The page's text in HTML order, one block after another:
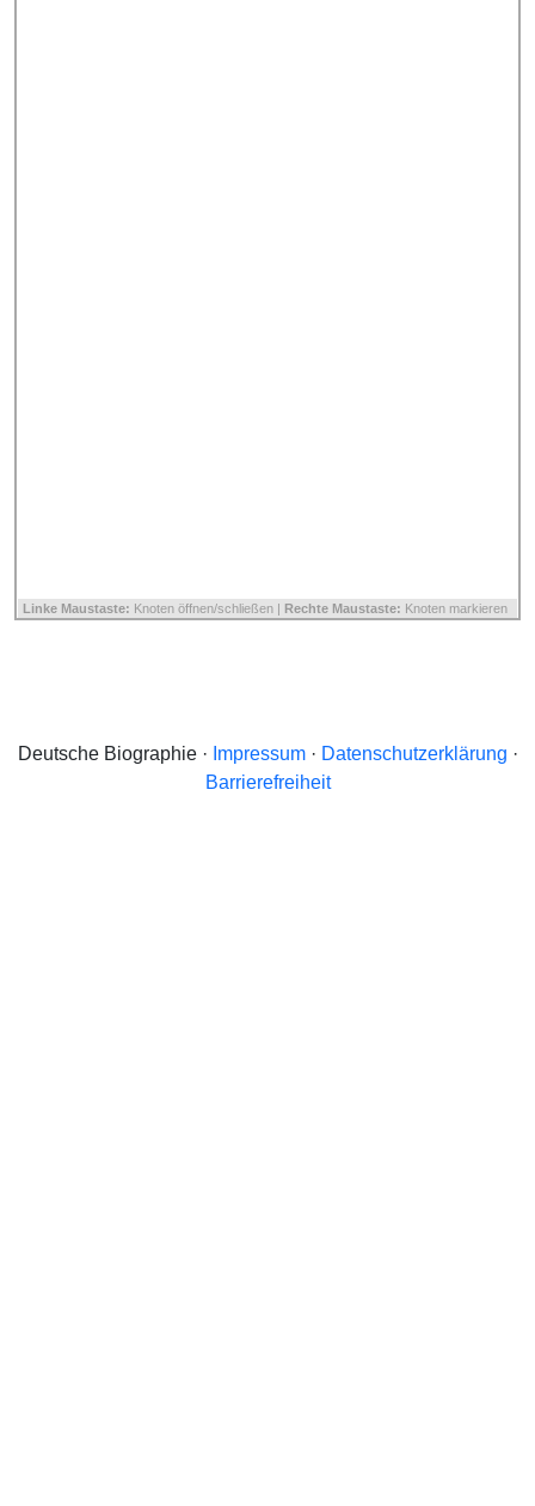
Linke Maustaste: Knoten öffnen/schließen | Rechte Maustaste: Knoten markieren
Deutsche Biographie · Impressum· Datenschutzerklärung ·
Barrierefreiheit